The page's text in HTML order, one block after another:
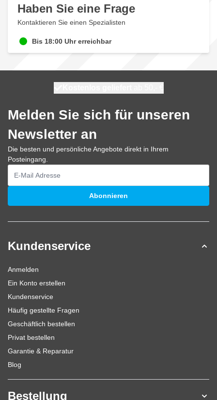
Haben Sie eine Frage
Kontaktieren Sie einen Spezialisten
Bis 18:00 Uhr erreichbar
Melden Sie sich für unseren
Newsletter an
Die besten und persönliche Angebote direkt in Ihrem
Posteingang.
E-Mailadresse
Abonnieren
Kundenservice
Anmelden
Ein Konto erstellen
Kundenservice
Häufig gestellte Fragen
Geschäftlich bestellen
Privat bestellen
Garantie & Reparatur
Blog
Bestellung